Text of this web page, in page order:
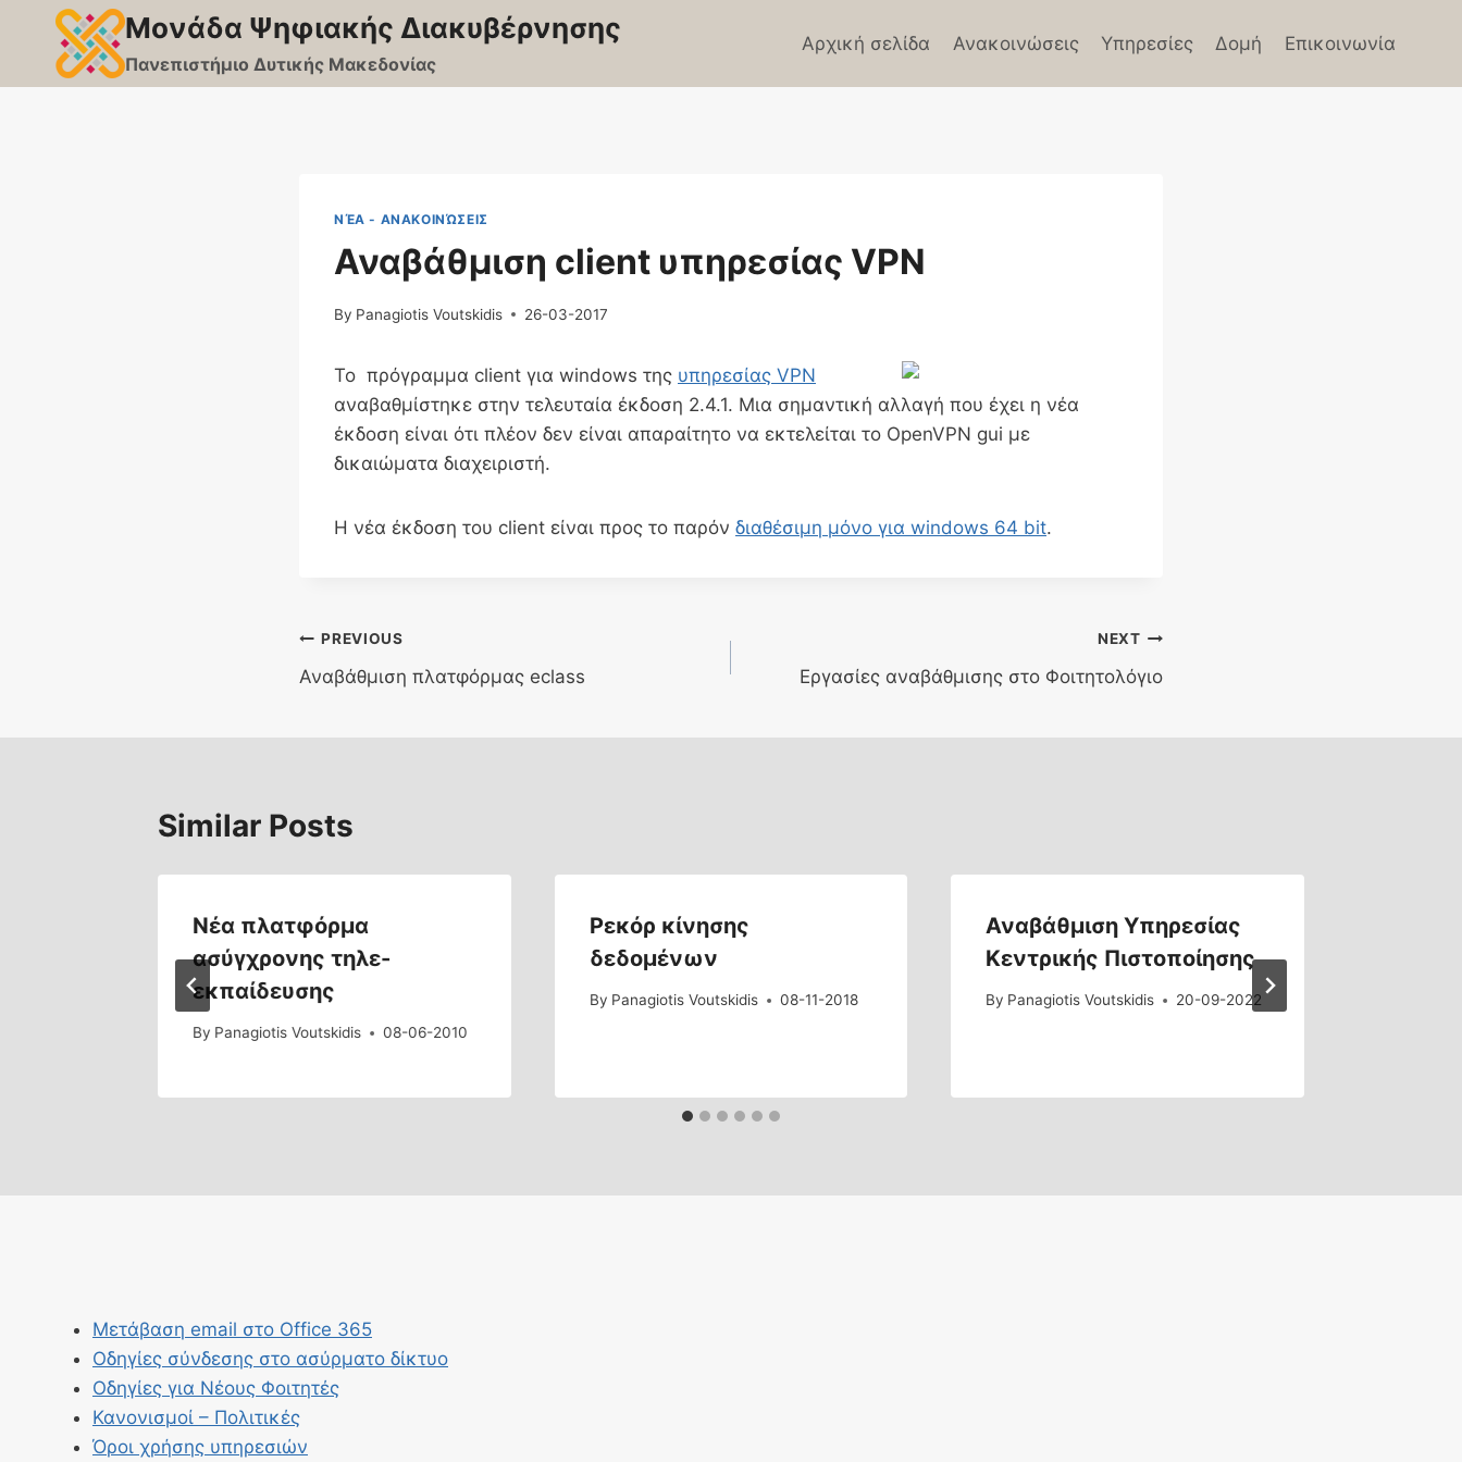
content
Μονάδα Ψηφιακής Διακυβέρνησης
Πανεπιστήμιο Δυτικής Μακεδονίας
Αρχική σελίδα Ανακοινώσεις Υπηρεσίες Δομή Επικοινωνία
ΝΈΑ - ΑΝΑΚΟΙΝΏΣΕΙΣ
Αναβάθμιση client υπηρεσίας VPN
By Panagiotis Voutskidis 26-03-2017
Το πρόγραμμα client για windows της υπηρεσίας VPN
αναβαθμίστηκε στην τελευταία έκδοση 2.4.1. Μια σημαντική αλλαγή που έχει η νέα
έκδοση είναι ότι πλέον δεν είναι απαραίτητο να εκτελείται το OpenVPN gui με
δικαιώματα διαχειριστή.
Η νέα έκδοση του client είναι προς το παρόν διαθέσιμη μόνο για windows 64 bit.
Post
navigation
PREVIOUS
Αναβάθμιση πλατφόρμας eclass
NEXT
Εργασίες αναβάθμισης στο Φοιτητολόγιο
Similar Posts
Νέα πλατφόρμα
ασύγχρονης τηλε-
εκπαίδευσης
By Panagiotis Voutskidis 08-06-2010
Ρεκόρ κίνησης
δεδομένων
By Panagiotis Voutskidis 08-11-2018
Αναβάθμιση Υπηρεσίας
Κεντρικής Πιστοποίησης
By Panagiotis Voutskidis 20-09-2022
Μετάβαση email στο Office 365
Οδηγίες σύνδεσης στο ασύρματο δίκτυο
Οδηγίες για Νέους Φοιτητές
Κανονισμοί – Πολιτικές
Όροι χρήσης υπηρεσιών